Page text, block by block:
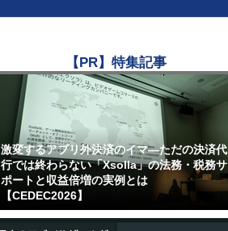
【PR】特集記事
激変するアプリ外決済のイマ―ただの決済代
行では終わらない「Xsolla」の法務・税務サ
ポートと収益倍増の実例とは
【CEDEC2026】